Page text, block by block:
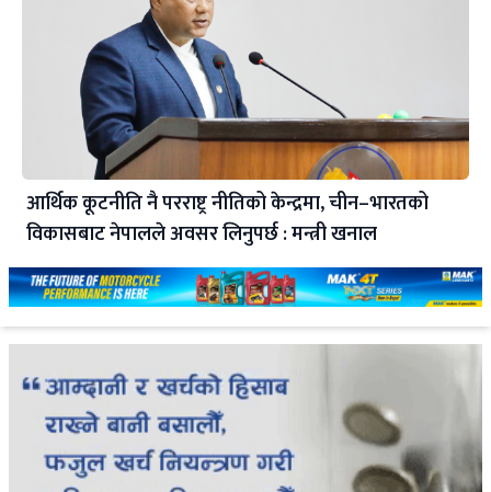
आर्थिक कूटनीति नै परराष्ट्र नीतिको केन्द्रमा, चीन–भारतको
विकासबाट नेपालले अवसर लिनुपर्छ : मन्त्री खनाल